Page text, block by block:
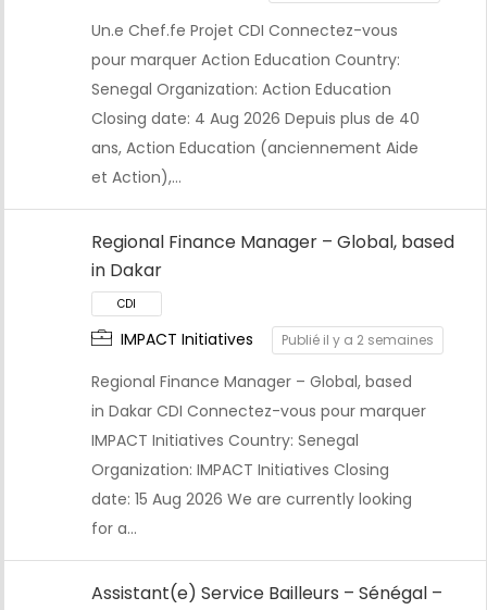
Un.e Chef.fe Projet CDI Connectez-vous
pour marquer Action Education Country:
Senegal Organization: Action Education
Closing date: 4 Aug 2026 Depuis plus de 40
ans, Action Education (anciennement Aide
et Action),…
Regional Finance Manager – Global, based
in Dakar
IMPACT Initiatives Publié il y a 2 semaines
Regional Finance Manager – Global, based
in Dakar CDI Connectez-vous pour marquer
IMPACT Initiatives Country: Senegal
Organization: IMPACT Initiatives Closing
date: 15 Aug 2026 We are currently looking
for a…
Assistant(e) Service Bailleurs – Sénégal –